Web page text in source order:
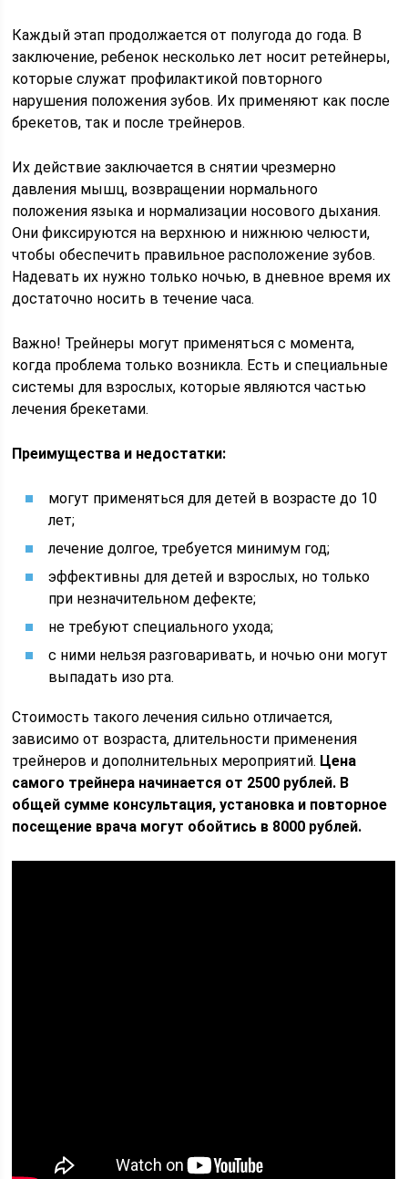
Каждый этап продолжается от полугода до года. В
заключение, ребенок несколько лет носит ретейнеры,
которые служат профилактикой повторного
нарушения положения зубов. Их применяют как после
брекетов, так и после трейнеров.
Их действие заключается в снятии чрезмерно
давления мышц, возвращении нормального
положения языка и нормализации носового дыхания.
Они фиксируются на верхнюю и нижнюю челюсти,
чтобы обеспечить правильное расположение зубов.
Надевать их нужно только ночью, в дневное время их
достаточно носить в течение часа.
Важно! Трейнеры могут применяться с момента,
когда проблема только возникла. Есть и специальные
системы для взрослых, которые являются частью
лечения брекетами.
Преимущества и недостатки:
могут применяться для детей в возрасте до 10
лет;
лечение долгое, требуется минимум год;
эффективны для детей и взрослых, но только
при незначительном дефекте;
не требуют специального ухода;
с ними нельзя разговаривать, и ночью они могут
выпадать изо рта.
Стоимость такого лечения сильно отличается,
зависимо от возраста, длительности применения
трейнеров и дополнительных мероприятий. Цена
самого трейнера начинается от 2500 рублей. В
общей сумме консультация, установка и повторное
посещение врача могут обойтись в 8000 рублей.